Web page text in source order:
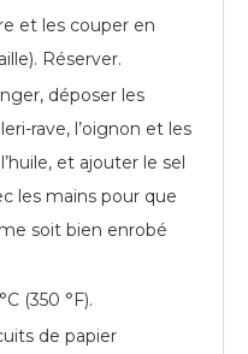
et les couper en
Réserver.
déposer les
rave, l’oignon et les
et ajouter le sel
les mains pour que
soit bien enrobé
(350 °F).
de papier